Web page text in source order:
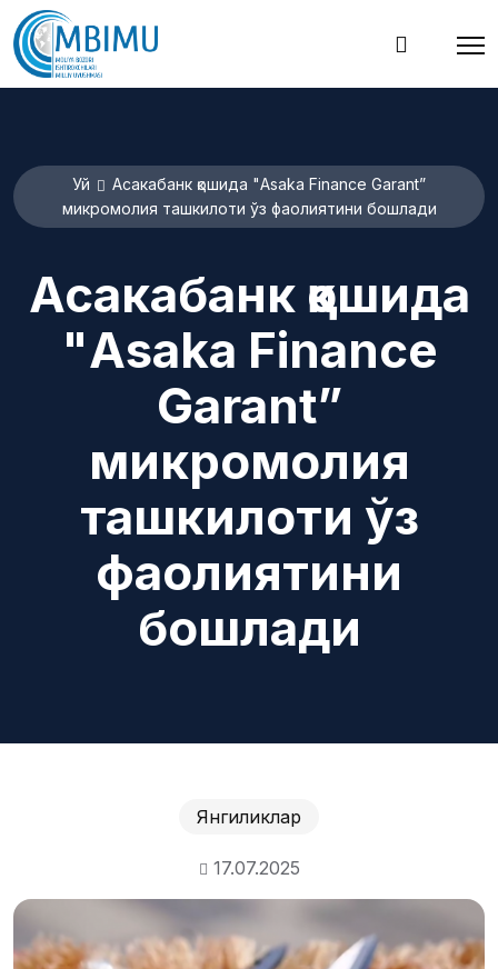
Уй
Асакабанк қошида "Asaka Finance Garant”
микромолия ташкилоти ўз фаолиятини бошлади
Асакабанк қошида
"Asaka Finance
Garant”
микромолия
ташкилоти ўз
фаолиятини
бошлади
Янгиликлар
17.07.2025